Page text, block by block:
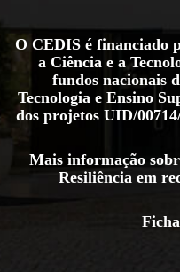
O CEDIS é financiado
a Ciência e a
fundos nacionais
Tecnologia e Ensino
dos projetos UID/
Mais informação
Resiliência em